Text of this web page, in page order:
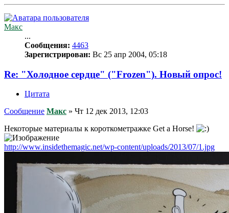
Макс
...
Сообщения: 4463
Зарегистрирован: Вс 25 апр 2004, 05:18
Re: "Холодное сердце" ("Frozen"). Новый опрос!
Цитата
Сообщение Макс » Чт 12 дек 2013, 12:03
Некоторые материалы к короткометражке Get a Horse!
http://www.insidethemagic.net/wp-content/uploads/2013/07/1.jpg